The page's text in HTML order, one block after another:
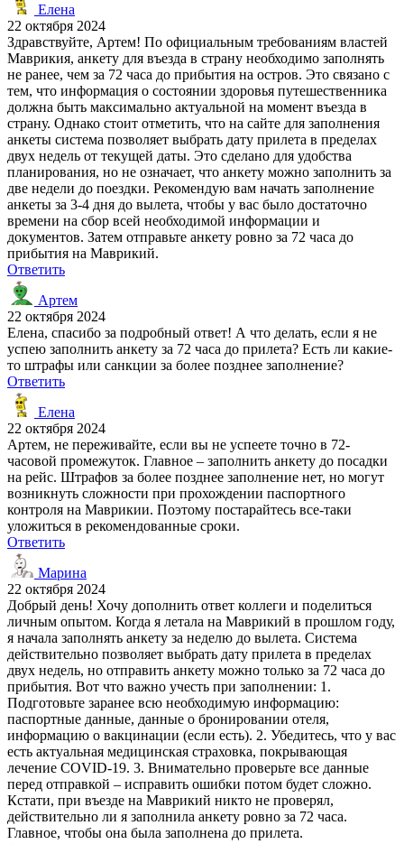
Елена
22 октября 2024
Здравствуйте, Артем! По официальным требованиям властей
Маврикия, анкету для въезда в страну необходимо заполнять
не ранее, чем за 72 часа до прибытия на остров. Это связано с
тем, что информация о состоянии здоровья путешественника
должна быть максимально актуальной на момент въезда в
страну. Однако стоит отметить, что на сайте для заполнения
анкеты система позволяет выбрать дату прилета в пределах
двух недель от текущей даты. Это сделано для удобства
планирования, но не означает, что анкету можно заполнить за
две недели до поездки. Рекомендую вам начать заполнение
анкеты за 3-4 дня до вылета, чтобы у вас было достаточно
времени на сбор всей необходимой информации и
документов. Затем отправьте анкету ровно за 72 часа до
прибытия на Маврикий.
Ответить
Артем
22 октября 2024
Елена, спасибо за подробный ответ! А что делать, если я не
успею заполнить анкету за 72 часа до прилета? Есть ли какие-
то штрафы или санкции за более позднее заполнение?
Ответить
Елена
22 октября 2024
Артем, не переживайте, если вы не успеете точно в 72-
часовой промежуток. Главное – заполнить анкету до посадки
на рейс. Штрафов за более позднее заполнение нет, но могут
возникнуть сложности при прохождении паспортного
контроля на Маврикии. Поэтому постарайтесь все-таки
уложиться в рекомендованные сроки.
Ответить
Марина
22 октября 2024
Добрый день! Хочу дополнить ответ коллеги и поделиться
личным опытом. Когда я летала на Маврикий в прошлом году,
я начала заполнять анкету за неделю до вылета. Система
действительно позволяет выбрать дату прилета в пределах
двух недель, но отправить анкету можно только за 72 часа до
прибытия. Вот что важно учесть при заполнении: 1.
Подготовьте заранее всю необходимую информацию:
паспортные данные, данные о бронировании отеля,
информацию о вакцинации (если есть). 2. Убедитесь, что у вас
есть актуальная медицинская страховка, покрывающая
лечение COVID-19. 3. Внимательно проверьте все данные
перед отправкой – исправить ошибки потом будет сложно.
Кстати, при въезде на Маврикий никто не проверял,
действительно ли я заполнила анкету ровно за 72 часа.
Главное, чтобы она была заполнена до прилета.